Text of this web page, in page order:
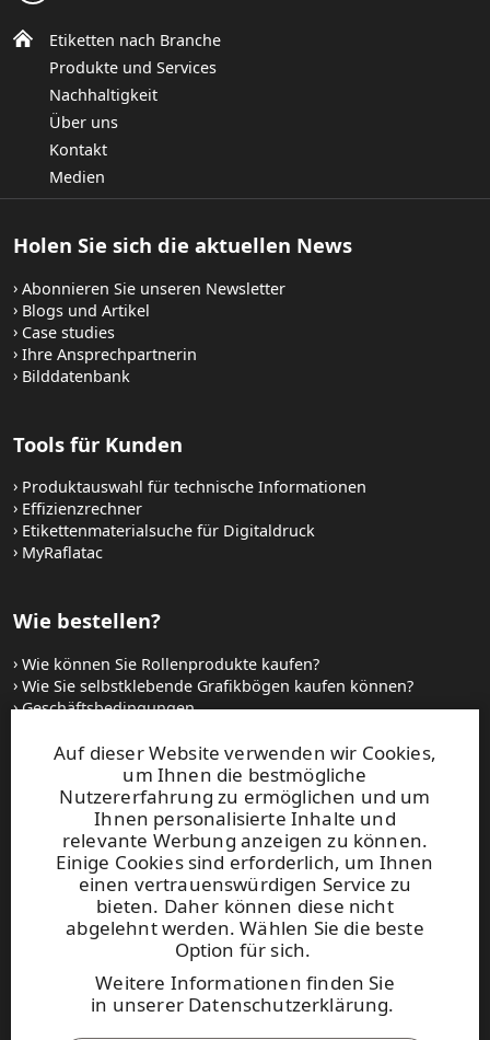
Auf dieser Website verwenden wir Cookies,
um Ihnen die bestmögliche
Nutzererfahrung zu ermöglichen und um
Ihnen personalisierte Inhalte und
relevante Werbung anzeigen zu können.
Einige Cookies sind erforderlich, um Ihnen
einen vertrauenswürdigen Service zu
bieten. Daher können diese nicht
abgelehnt werden. Wählen Sie die beste
Option für sich.
Weitere Informationen finden Sie
in unserer Datenschutzerklärung.
Etiketten nach Branche
Produkte und Services
Nachhaltigkeit
Über uns
Kontakt
Medien
Holen Sie sich die aktuellen News
Abonnieren Sie unseren Newsletter
Blogs und Artikel
Case studies
Ihre Ansprechpartnerin
Bilddatenbank
Tools für Kunden
Produktauswahl für technische Informationen
Effizienzrechner
Etikettenmaterialsuche für Digitaldruck
MyRaflatac
Wie bestellen?
Wie können Sie Rollenprodukte kaufen?
Wie Sie selbstklebende Grafikbögen kaufen können?
Geschäftsbedingungen
Websites und kontakt
UPM Raflatac Graphics Solutions
UPM Raflatac Office Products
UPM Raflatac Industrial Removables
Kontakt
Diese Seite ist durch reCAPTCHA
geschützt.DatenschutzerklärungundNutzungsbedingungen